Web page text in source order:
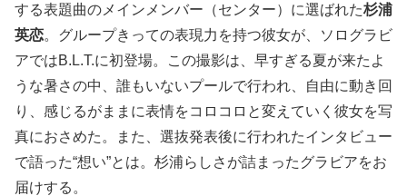
する表題曲のメインメンバー（センター）に選ばれた杉浦
英恋。グループきっての表現力を持つ彼女が、ソログラビ
アではB.L.T.に初登場。この撮影は、早すぎる夏が来たよ
うな暑さの中、誰もいないプールで行われ、自由に動き回
り、感じるがままに表情をコロコロと変えていく彼女を写
真におさめた。また、選抜発表後に行われたインタビュー
で語った“想い”とは。杉浦らしさが詰まったグラビアをお
届けする。